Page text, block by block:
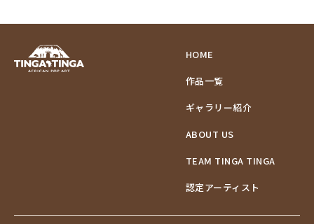
HOME
作品一覧
ギャラリー紹介
ABOUT US
TEAM TINGA TINGA
認定アーティスト